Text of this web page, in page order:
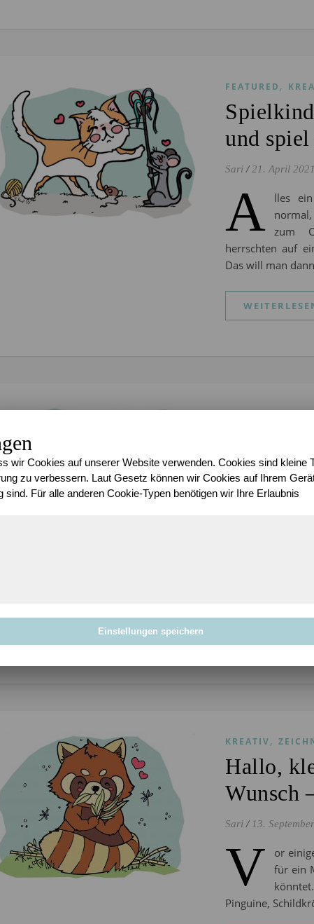
FEATURED ,
und
Sari / 21. April 2021
A
lles
zum
herrschten auf
Das will man
KREATIV,
Sari / 25. August
ls
mutiger Käfer,
KREATIV,
Hallo,
Wunsch
Sari / 13.
V
or
für ein
Pinguine,
wir Cookies auf unserer Website verwenden. Cookies sind kleine
zu verbessern. Laut Gesetz können wir Cookies auf Ihrem
sind. Für alle anderen Cookie-Typen benötigen wir Ihre Erlaubnis
Einstellungen speichern